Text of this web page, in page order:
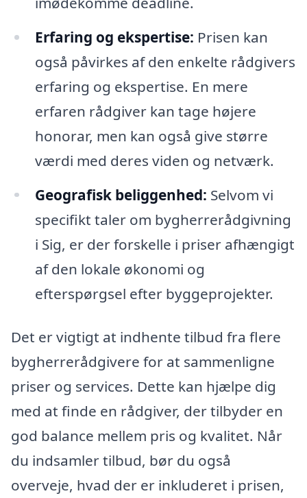
Erfaring og ekspertise: Prisen kan
også påvirkes af den enkelte rådgivers
erfaring og ekspertise. En mere
erfaren rådgiver kan tage højere
honorar, men kan også give større
værdi med deres viden og netværk.
Geografisk beliggenhed: Selvom vi
specifikt taler om bygherrerådgivning
i Sig, er der forskelle i priser afhængigt
af den lokale økonomi og
efterspørgsel efter byggeprojekter.
Det er vigtigt at indhente tilbud fra flere
bygherrerådgivere for at sammenligne
priser og services. Dette kan hjælpe dig
med at finde en rådgiver, der tilbyder en
god balance mellem pris og kvalitet. Når
du indsamler tilbud, bør du også
overveje, hvad der er inkluderet i prisen,